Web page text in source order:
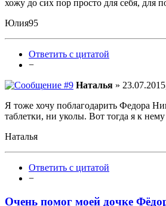
хожу до сих пор просто для себя, для
Юлия95
Ответить с цитатой
−
Наталья »
Я тоже хочу поблагодарить Федора
таблетки, ни уколы. Вот тогда я к
Наталья
Ответить с цитатой
−
Очень помог моей дочке